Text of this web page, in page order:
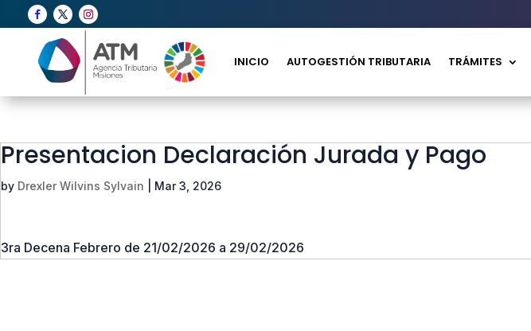
INICIO AUTOGESTIÓN TRIBUTARIA TRÁMITES
Presentacion Declaración Jurada y Pago
by Drexler Wilvins Sylvain Mar 3, 2026
3ra Decena Febrero de 21/02/2026 a 29/02/2026